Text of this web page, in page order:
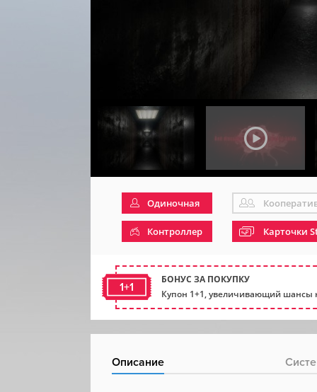
Одиночная
Контроллер Карточки
1+1
БОНУС ЗА ПОКУПКУ
Купон 1+1, увеличивающий шансы
Описание